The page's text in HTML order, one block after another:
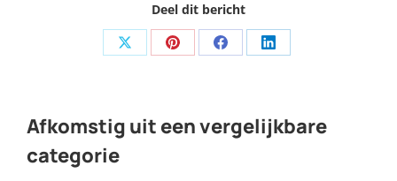
Deel dit bericht
Share Share Share Share
Afkomstig uit een vergelijkbare
categorie